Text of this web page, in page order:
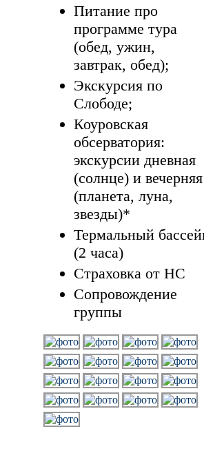
Питание про
программе тура
(обед, ужин,
завтрак, обед);
Экскурсия по
Слободе;
Коуровская
обсерватория:
экскурсии дневная
(солнце) и вечерняя
(планета, луна,
звезды)*
Термальный
(2 часа)
Страховка от НС
Сопровождение
группы